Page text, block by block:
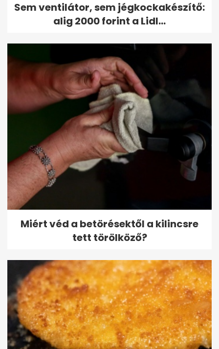
Sem ventilátor, sem jégkockakészítő:
alig 2000 forint a Lidl...
Miért véd a betörésektől a kilincsre
tett törölköző?